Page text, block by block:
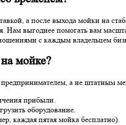
а после выхода мойки на
Нам выгоднее помогать вам
с каждым владельцем
мойке?
а не штатным
прибыли.
оборудование.
каждая пятая мойка бесплатно).